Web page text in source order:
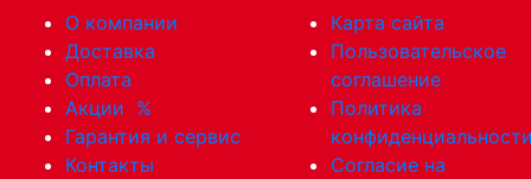
О компании
Доставка
Оплата
Акции %
Гарантия и сервис
Контакты
Карта сайта
Пользовательское
соглашение
Политика
Согласие на